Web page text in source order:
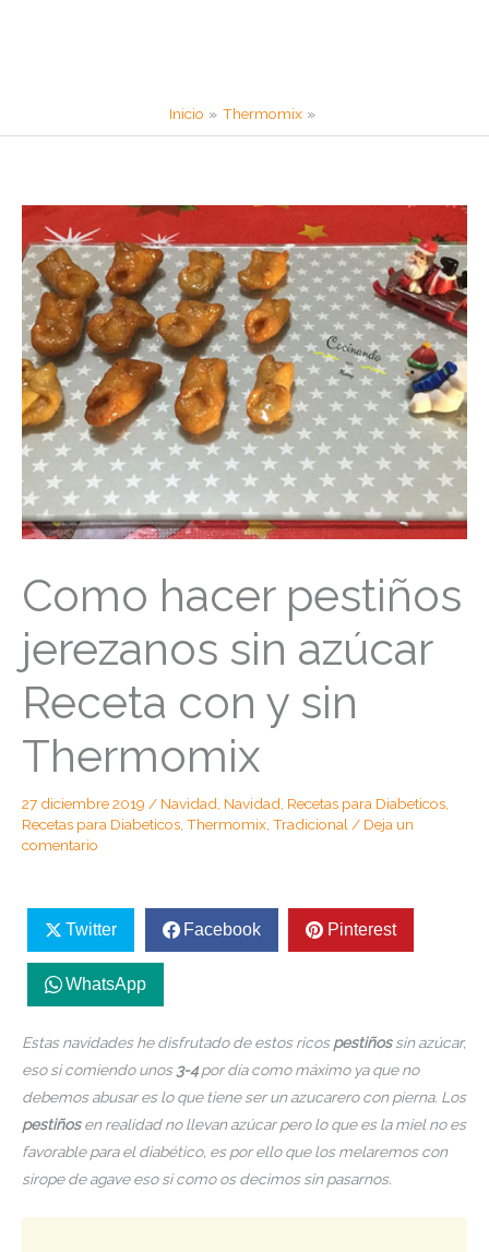
Inicio Thermomix
Como hacer pestiños
jerezanos sin azúcar
Receta con y sin
Thermomix
27 diciembre 2019 / Navidad Navidad Recetas para Diabeticos
Recetas para Diabeticos Thermomix Tradicional / Deja un
comentario
Twitter Facebook Pinterest
WhatsApp
Estas navidades he disfrutado de estos ricospestiñossin azúcar,
eso si comiendo unos3-4por día como máximo ya que no
debemos abusar es lo que tiene ser un azucarero con pierna. Los
pestiñosen realidad no llevan azúcar pero lo que es la miel no es
favorable para el diabético, es por ello que los melaremos con
sirope de agave eso si como os decimos sin pasarnos.